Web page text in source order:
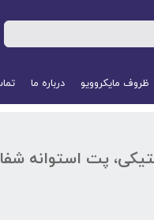
ظروف مایکروویو درباره ما